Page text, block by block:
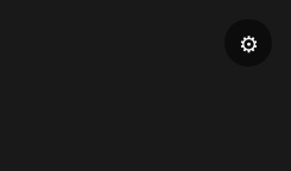
⚙️